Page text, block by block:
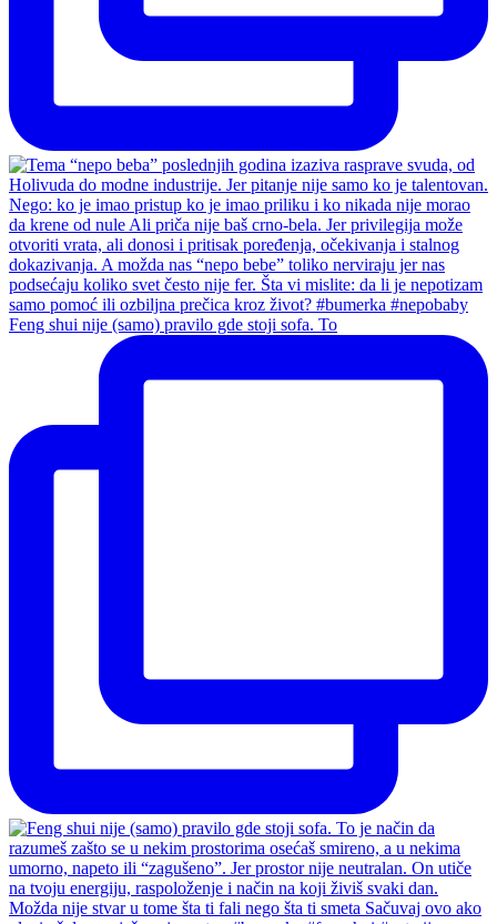
Feng shui nije (samo) pravilo gde stoji sofa. To